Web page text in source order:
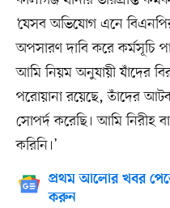
‘যেসব অভিযোগ এনে
অপসারণ দাবি করে কর্মসূচি
আমি নিয়ম অনুযায়ী যাঁদের
পরোয়ানা রয়েছে, তাঁদের
সোপর্দ করেছি। আমি নিরীহ
করিনি।’
প্রথম আলোর খবর
করুন